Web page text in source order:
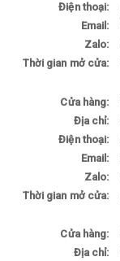
Điện thoại:
Email:
Zalo:
Thời gian mở cửa:
Cửa hàng:
Địa chỉ:
Điện thoại:
Email:
Zalo:
Thời gian mở cửa:
Cửa hàng:
Địa chỉ: